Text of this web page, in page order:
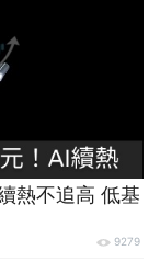
熱不追高 低基
9279